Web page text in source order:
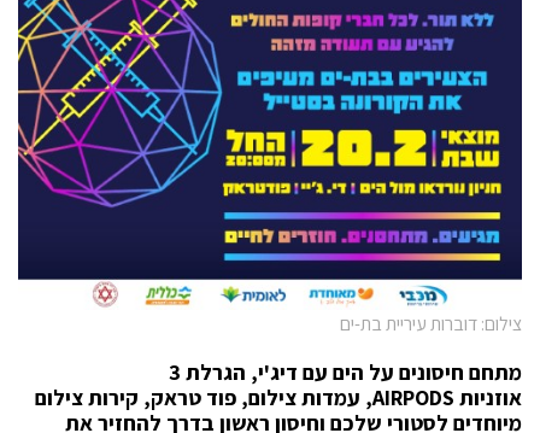
צילום: דוברות עיריית בת-ים
מתחם חיסונים על הים עם דיג'י, הגרלת 3
אוזניות AIRPODS, עמדות צילום, פוד טראק, קירות צילום
מיוחדים לסטורי שלכם וחיסון ראשון בדרך להחזיר את